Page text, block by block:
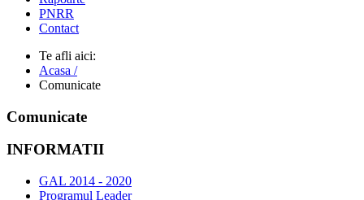
PNRR
Contact
Te afli aici:
Acasa /
Comunicate
Comunicate
INFORMATII
GAL 2014 - 2020
Programul Leader